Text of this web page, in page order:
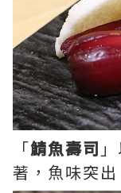
「鯖魚壽司
著，魚味突出